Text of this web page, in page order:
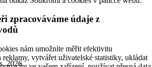
zpracováváme údaje z
nám umožníte měřit efektivitu
reklamy, vytvářet uživatelské statistiky, ukládat
2026